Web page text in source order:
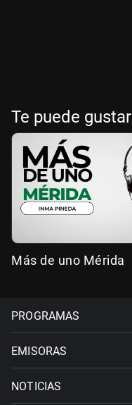
Te puede gustar
Más de uno Mérida
PROGRAMAS
EMISORAS
NOTICIAS